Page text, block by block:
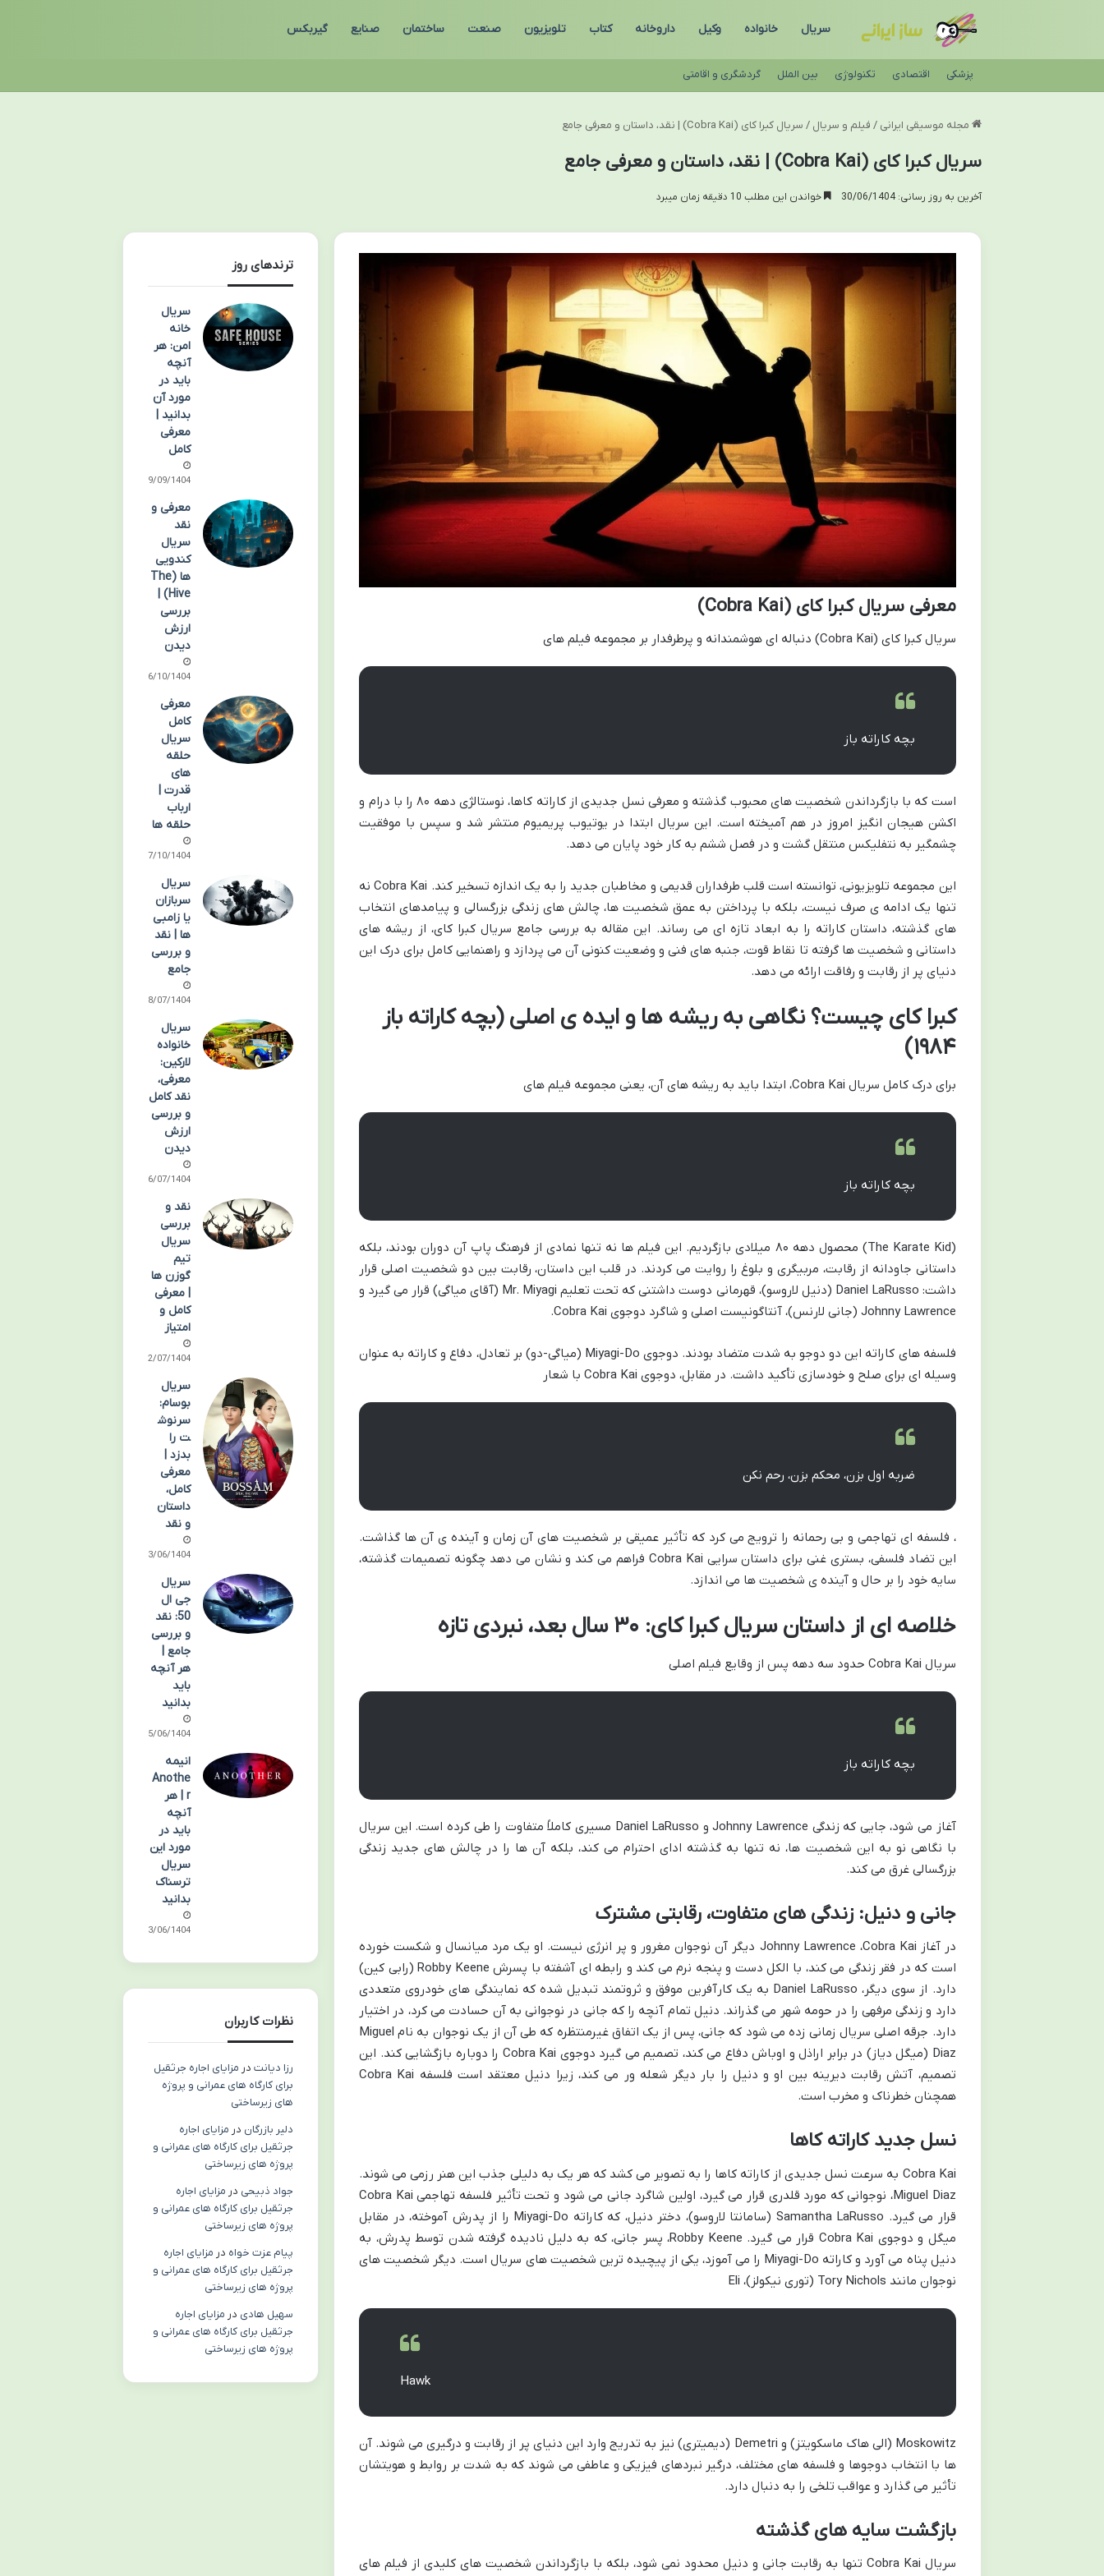
سریال خانواده وکیل داروخانه کتاب تلویزیون صنعت ساختمان صنایع گیربکس
پزشکی اقتصادی تکنولوژی بین الملل گردشگری و اقامتی
مجله موسیقی ایرانی / فیلم و سریال / سریال کبرا کای (Cobra Kai) | نقد، داستان و معرفی جامع
سریال کبرا کای (Cobra Kai) | نقد، داستان و معرفی جامع
آخرین به روز رسانی: 30/06/1404 خواندن این مطلب 10 دقیقه زمان میبرد
معرفی سریال کبرا کای (Cobra Kai)
سریال کبرا کای (Cobra Kai) دنباله ای هوشمندانه و پرطرفدار بر مجموعه فیلم های
بچه کاراته باز
است که با بازگرداندن شخصیت های محبوب گذشته و معرفی نسل جدیدی از کاراته کاها، نوستالژی دهه ۸۰ را با درام و
اکشن هیجان انگیز امروز در هم آمیخته است. این سریال ابتدا در یوتیوب پریمیوم منتشر شد و سپس با موفقیت
چشمگیر به نتفلیکس منتقل گشت و در فصل ششم به کار خود پایان می دهد.
این مجموعه تلویزیونی، توانسته است قلب طرفداران قدیمی و مخاطبان جدید را به یک اندازه تسخیر کند. Cobra Kaiنه
تنها یک ادامه ی صرف نیست، بلکه با پرداختن به عمق شخصیت ها، چالش های زندگی بزرگسالی و پیامدهای انتخاب
های گذشته، داستان کاراته را به ابعاد تازه ای می رساند. این مقاله به بررسی جامع سریال کبرا کای، از ریشه های
داستانی و شخصیت ها گرفته تا نقاط قوت، جنبه های فنی و وضعیت کنونی آن می پردازد و راهنمایی کامل برای درک این
دنیای پر از رقابت و رفاقت ارائه می دهد.
کبرا کای چیست؟ نگاهی به ریشه ها و ایده ی اصلی (بچه کاراته باز
۱۹۸۴)
برای درک کامل سریال Cobra Kai، ابتدا باید به ریشه های آن، یعنی مجموعه فیلم های
بچه کاراته باز
(
The Karate Kid
) محصول دهه ۸۰ میلادی بازگردیم. این فیلم ها نه تنها نمادی از فرهنگ پاپ آن دوران بودند، بلکه
داستانی جاودانه از رقابت، مربیگری و بلوغ را روایت می کردند. در قلب این داستان، رقابت بین دو شخصیت اصلی قرار
داشت: Daniel LaRusso (دنیل لاروسو)، قهرمانی دوست داشتنی که تحت تعلیم Mr. Miyagi (آقای میاگی) قرار می گیرد و
Johnny Lawrence (جانی لارنس)، آنتاگونیست اصلی و شاگرد دوجوی Cobra Kai
.
فلسفه های کاراته این دو دوجو به شدت متضاد بودند. دوجوی Miyagi-Do (میاگی-دو) بر تعادل، دفاع و کاراته به عنوان
وسیله ای برای صلح و خودسازی تأکید داشت. در مقابل، دوجوی Cobra Kai با شعار
ضربه اول بزن، محکم بزن، رحم نکن
، فلسفه ای تهاجمی و بی رحمانه را ترویج می کرد که تأثیر عمیقی بر شخصیت های آن زمان و آینده ی آن ها گذاشت.
این تضاد فلسفی، بستری غنی برای داستان سرایی Cobra Kai فراهم می کند و نشان می دهد چگونه تصمیمات گذشته،
سایه خود را بر حال و آینده ی شخصیت ها می اندازد.
خلاصه ای از داستان سریال کبرا کای: ۳۰ سال بعد، نبردی تازه
سریال Cobra Kai حدود سه دهه پس از وقایع فیلم اصلی
بچه کاراته باز
آغاز می شود، جایی که زندگی Johnny Lawrenceو Daniel LaRusso مسیری کاملاً متفاوت را طی کرده است. این سریال
با نگاهی نو به این شخصیت ها، نه تنها به گذشته ادای احترام می کند، بلکه آن ها را در چالش های جدید زندگی
بزرگسالی غرق می کند.
جانی و دنیل: زندگی های متفاوت، رقابتی مشترک
در آغاز Cobra Kai، Johnny Lawrence دیگر آن نوجوان مغرور و پر انرژی نیست. او یک مرد میانسال و شکست خورده
است که در فقر زندگی می کند، با الکل دست و پنجه نرم می کند و رابطه ای آشفته با پسرش Robby Keene(رابی کین)
دارد. از سوی دیگر، Daniel LaRusso به یک کارآفرین موفق و ثروتمند تبدیل شده که نمایندگی های خودروی متعددی
دارد و زندگی مرفهی را در حومه شهر می گذراند. دنیل تمام آنچه را که جانی در نوجوانی به آن حسادت می کرد، در اختیار
دارد. جرقه اصلی سریال زمانی زده می شود که جانی، پس از یک اتفاق غیرمنتظره که طی آن از یک نوجوان به نام Miguel
Diaz (میگل دیاز) در برابر اراذل و اوباش دفاع می کند، تصمیم می گیرد دوجوی Cobra Kai را دوباره بازگشایی کند. این
تصمیم، آتش رقابت دیرینه بین او و دنیل را بار دیگر شعله ور می کند، زیرا دنیل معتقد است فلسفه Cobra Kai
همچنان خطرناک و مخرب است.
نسل جدید کاراته کاها
Cobra Kai به سرعت نسل جدیدی از کاراته کاها را به تصویر می کشد که هر یک به دلیلی جذب این هنر رزمی می شوند.
Miguel Diaz، نوجوانی که مورد قلدری قرار می گیرد، اولین شاگرد جانی می شود و تحت تأثیر فلسفه تهاجمی Cobra Kai
قرار می گیرد. Samantha LaRusso (سامانتا لاروسو)، دختر دنیل، که کاراته Miyagi-Do را از پدرش آموخته، در مقابل
میگل و دوجوی Cobra Kai قرار می گیرد. Robby Keene، پسر جانی، که به دلیل نادیده گرفته شدن توسط پدرش، به
دنیل پناه می آورد و کاراته Miyagi-Do را می آموزد، یکی از پیچیده ترین شخصیت های سریال است. دیگر شخصیت های
نوجوان مانند Tory Nichols (توری نیکولز)، Eli
Hawk
Moskowitz (الی هاک ماسکویتز) و Demetri (دیمیتری) نیز به تدریج وارد این دنیای پر از رقابت و درگیری می شوند. آن
ها با انتخاب دوجوها و فلسفه های مختلف، درگیر نبردهای فیزیکی و عاطفی می شوند که به شدت بر روابط و هویتشان
تأثیر می گذارد و عواقب تلخی را به دنبال دارد.
بازگشت سایه های گذشته
سریال Cobra Kai تنها به رقابت جانی و دنیل محدود نمی شود، بلکه با بازگرداندن شخصیت های کلیدی از فیلم های
ترندهای روز
سریال
خانه
امن: هر
آنچه
باید در
مورد آن
بدانید |
معرفی
کامل
29/09/1404
معرفی و
نقد
سریال
کندویی
ها (The
Hive) |
بررسی
ارزش
دیدن
06/10/1404
معرفی
کامل
سریال
حلقه
های
قدرت |
ارباب
حلقه ها
07/10/1404
سریال
سربازان
یا زامبی
ها | نقد
و بررسی
جامع
18/07/1404
سریال
خانواده
لارکین:
معرفی،
نقد کامل
و بررسی
ارزش
دیدن
06/07/1404
نقد و
بررسی
سریال
تیم
گوزن ها
| معرفی
کامل و
امتیاز
02/07/1404
سریال
بوسام:
سرنوش
ت را
بدزد |
معرفی
کامل،
داستان
و نقد
23/06/1404
سریال
جی ال
50: نقد
و بررسی
جامع |
هر آنچه
باید
بدانید
15/06/1404
انیمه
Anothe
r | هر
آنچه
باید در
مورد این
سریال
ترسناک
بدانید
13/06/1404
نظرات کاربران
رزا دیانتدر مزایای اجاره جرثقیل
برای کارگاه های عمرانی و پروژه
های زیرساختی
دلیر بازرگان در مزایای اجاره
جرثقیل برای کارگاه های عمرانی و
پروژه های زیرساختی
جواد ذبیحی در مزایای اجاره
جرثقیل برای کارگاه های عمرانی و
پروژه های زیرساختی
پیام عزت خواه در مزایای اجاره
جرثقیل برای کارگاه های عمرانی و
پروژه های زیرساختی
سهیل هادی در مزایای اجاره
جرثقیل برای کارگاه های عمرانی و
پروژه های زیرساختی